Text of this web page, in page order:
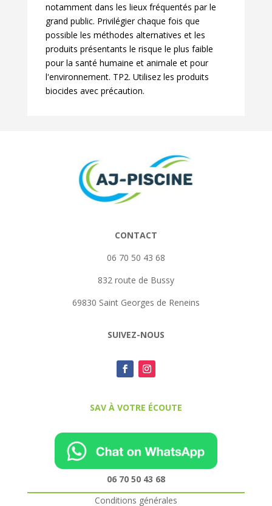
notamment dans les lieux fréquentés par le
grand public. Privilégier chaque fois que
possible les méthodes alternatives et les
produits présentants le risque le plus faible
pour la santé humaine et animale et pour
l'environnement. TP2. Utilisez les produits
biocides avec précaution.
CONTACT
06 70 50 43 68
832 route de Bussy
69830 Saint Georges de Reneins
SUIVEZ-NOUS
SAV À VOTRE ÉCOUTE
06 70 50 43 68
Conditions générales